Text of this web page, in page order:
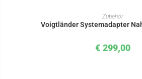
IN DEN WARENKORB
Zubehör
Voigtländer Systemadapter
€ 299,00